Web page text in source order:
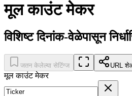
मूल काउंट मेकर
विशिष्ट दिनांक-वेळेपासून
जतन केलेल्या सेटिंग्ज URL
मूल काउंट मेकर